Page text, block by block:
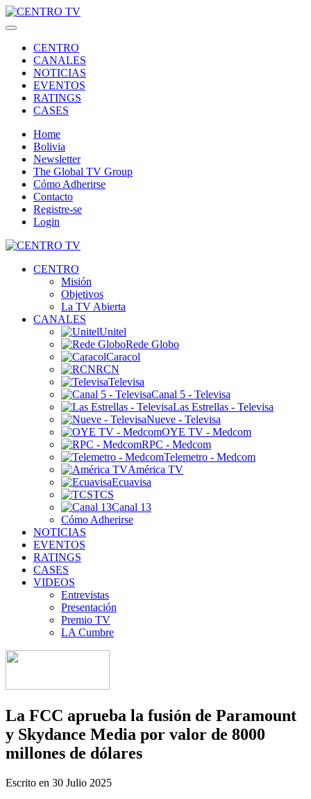
CENTRO
CANALES
NOTICIAS
EVENTOS
RATINGS
CASES
Home
Bolivia
Newsletter
The Global TV Group
Cómo Adherirse
Contacto
Registre-se
Login
CENTRO
Misión
Objetivos
La TV Abierta
CANALES
Unitel
Rede Globo
Caracol
RCN
Televisa
Canal 5 - Televisa
Las Estrellas - Televisa
Nueve - Televisa
OYE TV - Medcom
RPC - Medcom
Telemetro - Medcom
América TV
Ecuavisa
TCS
Canal 13
Cómo Adherirse
NOTICIAS
EVENTOS
RATINGS
CASES
VIDEOS
Entrevistas
Presentación
Premio TV
LA Cumbre
La FCC aprueba la fusión de Paramount
y Skydance Media por valor de 8000
millones de dólares
Escrito en 30 Julio 2025